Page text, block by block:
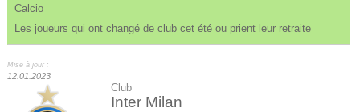
Calcio
Les joueurs qui ont changé de club cet été ou prient leur retraite
Mise à jour :
12.01.2023
Club
Inter Milan